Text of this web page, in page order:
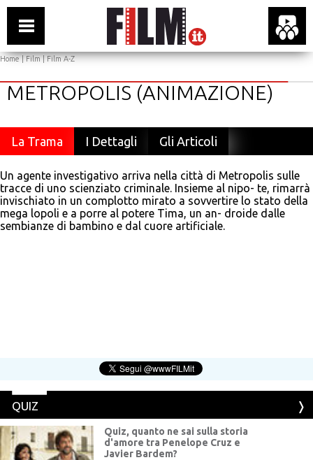
Home|Film|Film A-Z
METROPOLIS (ANIMAZIONE)
La Trama I Dettagli Gli Articoli
Un agente investigativo arriva nella città di Metropolis sulle
tracce di uno scienziato criminale. Insieme al nipo- te, rimarrà
invischiato in un complotto mirato a sovvertire lo stato della
mega lopoli e a porre al potere Tima, un an- droide dalle
sembianze di bambino e dal cuore artificiale.
QUIZ
Quiz, quanto ne sai sulla storia
d'amore tra Penelope Cruz e
Javier Bardem?